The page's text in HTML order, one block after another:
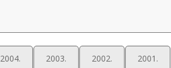
2004. 2003. 2002. 2001.